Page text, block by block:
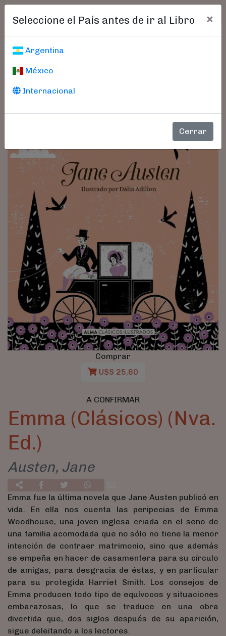
Seleccione el País antes de ir al Libro ×
Argentina
México
Internacional
Cerrar
Comprar
U$S 25,60
A CONFIRMAR
Emma (Clásicos) (Nva.
Ed.)
Austen, Jane
Emma fue la última novela que Jane Austen publicó en
vida. En ella nos cuenta las peripecias de Emma
Woodhouse, una joven inglesa criada en el seno de
una familia acomodada que no sólo no tiene la menor
intención de contraer matrimonio, sino que además
se empeña en hacer de casamentera para su círculo
de amigas, para desgracia de éstas, y en particular
para su protegida Harriet Smith. Los consejos de
Emma producen todo tipo de equívocos y situaciones
embarazosas, lo que se traduce en una obra
divertida que, dos siglos después de su aparición,
sigue deleitando a los lectores.